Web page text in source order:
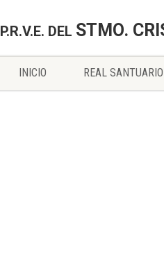
P.R.V.E. DEL STMO.
INICIO REAL SANTUARIO